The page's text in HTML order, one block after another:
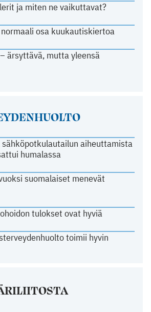
ja miten ne vaikuttavat?
osa kuukautiskiertoa
ärsyttävä, mutta yleensä
aiheuttamista
humalassa
suomalaiset menevät
tulokset ovat hyviä
toimii hyvin